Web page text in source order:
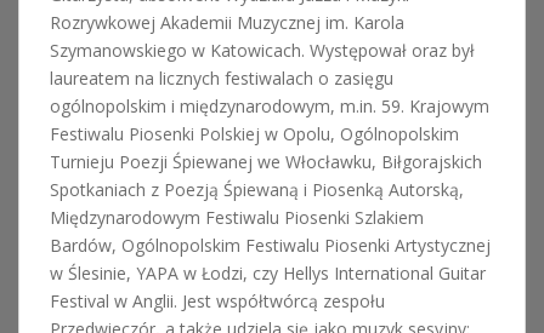
Rozrywkowej Akademii Muzycznej im. Karola
Szymanowskiego w Katowicach. Występował oraz był
laureatem na licznych festiwalach o zasięgu
ogólnopolskim i międzynarodowym, m.in. 59. Krajowym
Festiwalu Piosenki Polskiej w Opolu, Ogólnopolskim
Turnieju Poezji Śpiewanej we Włocławku, Biłgorajskich
Spotkaniach z Poezją Śpiewaną i Piosenką Autorską,
Międzynarodowym Festiwalu Piosenki Szlakiem
Bardów, Ogólnopolskim Festiwalu Piosenki Artystycznej
w Ślesinie, YAPA w Łodzi, czy Hellys International Guitar
Festival w Anglii. Jest współtwórcą zespołu
Przedwieczór, a także udziela się jako muzyk sesyjny;